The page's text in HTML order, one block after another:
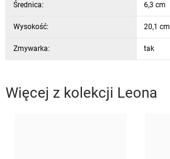
Średnica: 6,3 cm
Wysokość: 20,1 cm
Zmywarka: tak
Więcej z kolekcji Leona